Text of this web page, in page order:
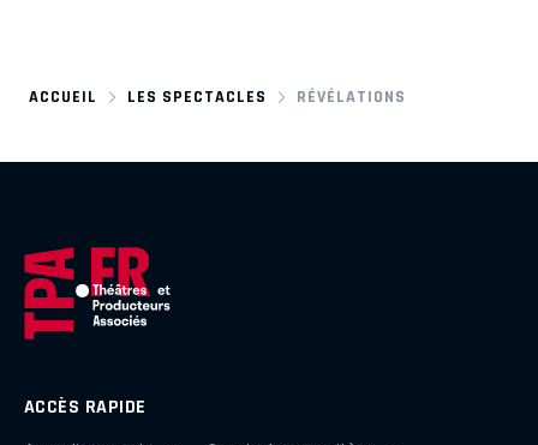
ACCUEIL LES SPECTACLES RÉVÉLATIONS
ACCÈS RAPIDE